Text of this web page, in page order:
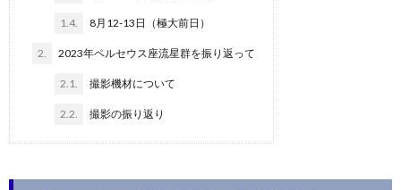
1.4. 8月12-13日（極大前日）
2. 2023年ペルセウス座流星群を振り返って
2.1. 撮影機材について
2.2. 撮影の振り返り